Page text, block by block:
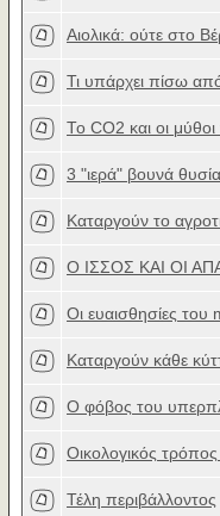
Αιολικά: ούτε στο
Τι υπάρχει πίσω από
Το CO2 και οι
3 "ιερά" βουνά
Καταργούν το
Ο ΙΣΣΟΣ ΚΑΙ ΟΙ
Οι ευαισθησίες του
Καταργούν κάθε
Ο φόβος του
Οικολογικός
Τέλη περιβάλλοντος